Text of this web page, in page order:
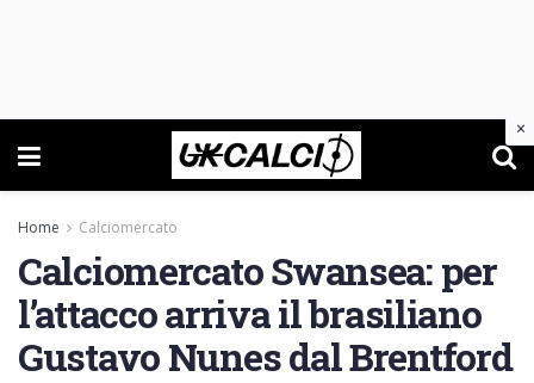
Home Calciomercato
Calciomercato Swansea: per
l’attacco arriva il brasiliano
Gustavo Nunes dal Brentford
×